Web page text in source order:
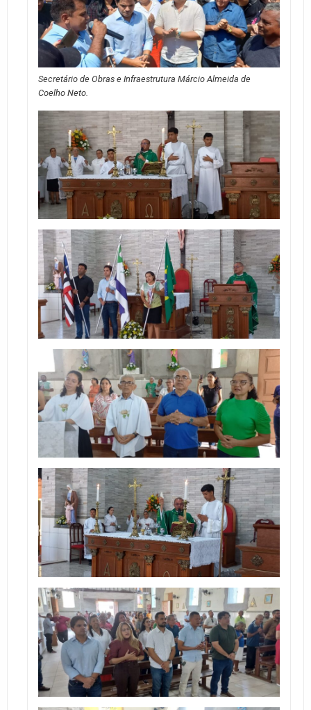
Secretário de Obras e Infraestrutura Márcio Almeida de
Coelho Neto.